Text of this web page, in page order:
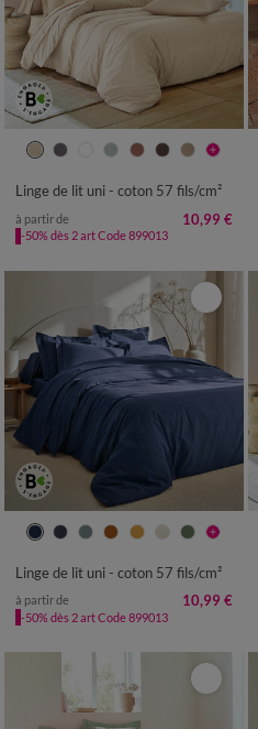
Linge de lit uni - coton 57 fils/cm²
à partir de 10,99 €
-50% dès 2 art Code 899013
Linge de lit uni - coton 57 fils/cm²
à partir de 10,99 €
-50% dès 2 art Code 899013